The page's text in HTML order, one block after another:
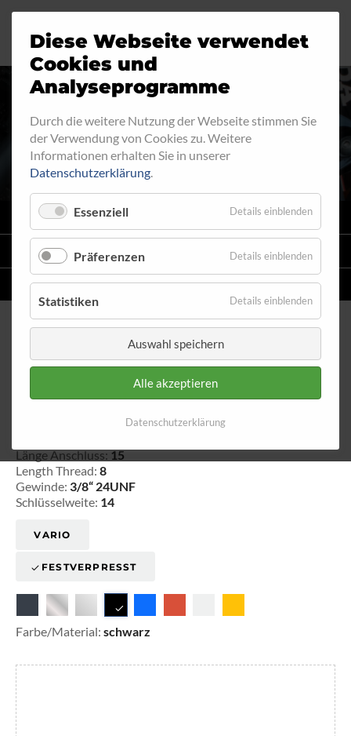
INNENGEWINDE - LOSE 630
VARIO
STAHLFLEX -LEITUNGSKITS FÜR MOTORRÄDER
EINZELLEITUNGENNACH MASS
Innengewinde - lose 630
Länge Anschluss: 15
Length Thread: 8
Gewinde: 3/8“ 24UNF
Schlüsselweite: 14
VARIO
FESTVERPRESST
Farbe/Material: schwarz
Diese Webseite verwendet
Cookies und
Analyseprogramme
Durch die weitere Nutzung der Webseite stimmen Sie
der Verwendung von Cookies zu. Weitere
Informationen erhalten Sie in unserer
Datenschutzerklärung.
Essenziell Details einblenden
Präferenzen Details einblenden
Statistiken Details einblenden
Auswahl speichern
Alle akzeptieren
Datenschutzerklärung
Motorrad
Industrie
Automobil
Fahrrad
Ringfitting
Aussengewinde
Innengewinde
Hohlschrauben
Verteiler
Katalog
Jobs